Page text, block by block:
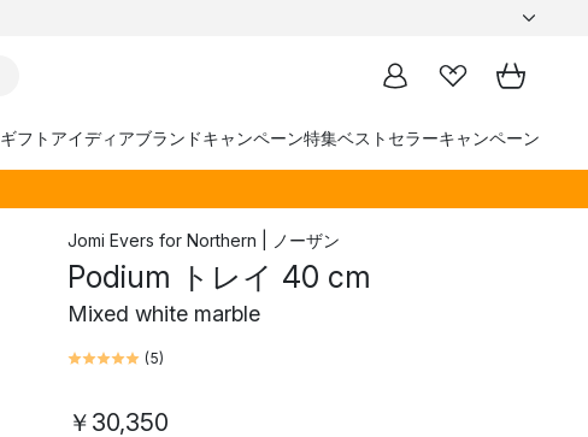
ギフトアイディアブランドキャンペーン特集ベストセラーキャンペーン
Jomi Evers for Northern | ノーザン
Podium トレイ 40 cm
Mixed white marble
(5)
￥30,350